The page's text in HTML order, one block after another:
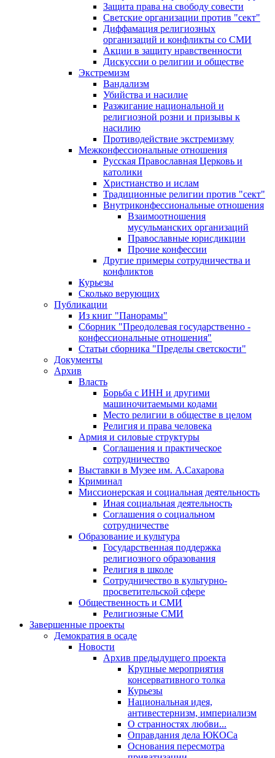
Защита права на свободу совести
Светские организации против "сект"
Диффамация религиозных
организаций и конфликты со СМИ
Акции в защиту нравственности
Дискуссии о религии и обществе
Экстремизм
Вандализм
Убийства и насилие
Разжигание национальной и
религиозной розни и призывы к
насилию
Противодействие экстремизму
Межконфессиональные отношения
Русская Православная Церковь и
католики
Христианство и ислам
Традиционные религии против "сект"
Внутриконфессиональные отношения
Взаимоотношения
мусульманских организаций
Православные юрисдикции
Прочие конфессии
Другие примеры сотрудничества и
конфликтов
Курьезы
Сколько верующих
Публикации
Из книг "Панорамы"
Сборник "Преодолевая государственно -
конфессиональные отношения"
Статьи сборника "Пределы светскости"
Документы
Архив
Власть
Борьба с ИНН и другими
машиночитаемыми кодами
Место религии в обществе в целом
Религия и права человека
Армия и силовые структуры
Соглашения и практическое
сотрудничество
Выставки в Музее им. А.Сахарова
Криминал
Миссионерская и социальная деятельность
Иная социальная деятельность
Соглашения о социальном
сотрудничестве
Образование и культура
Государственная поддержка
религиозного образования
Религия в школе
Сотрудничество в культурно-
просветительской сфере
Общественность и СМИ
Религиозные СМИ
Завершенные проекты
Демократия в осаде
Новости
Архив предыдущего проекта
Крупные мероприятия
консервативного толка
Курьезы
Национальная идея,
антивестернизм, империализм
О странностях любви...
Оправдания дела ЮКОСа
Основания пересмотра